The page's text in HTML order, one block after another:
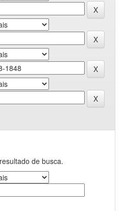
de busca.